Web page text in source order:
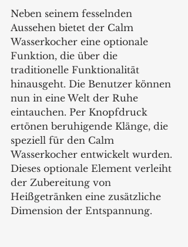
Neben seinem fesselnden
Aussehen bietet der Calm
Wasserkocher eine optionale
Funktion, die über die
traditionelle Funktionalität
hinausgeht. Die Benutzer können
nun in eine Welt der Ruhe
eintauchen. Per Knopfdruck
ertönen beruhigende Klänge, die
speziell für den Calm
Wasserkocher entwickelt wurden.
Dieses optionale Element verleiht
der Zubereitung von
Heißgetränken eine zusätzliche
Dimension der Entspannung.